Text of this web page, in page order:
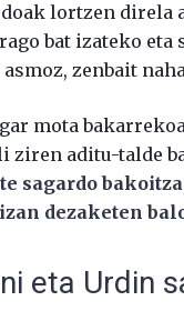
lortzen
bat izateko eta
zenbait
mota
ziren aditu-talde
sagardo
dezaketen
eta Urdin